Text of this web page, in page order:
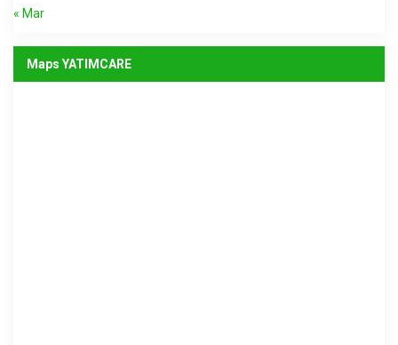
« Mar
Maps YATIMCARE